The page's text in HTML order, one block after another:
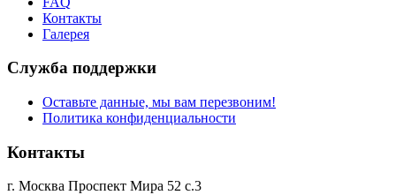
Контакты
Галерея
Служба поддержки
Оставьте данные, мы вам перезвоним!
Политика конфиденциальности
Контакты
г. Москва Проспект Мира 52 с.3